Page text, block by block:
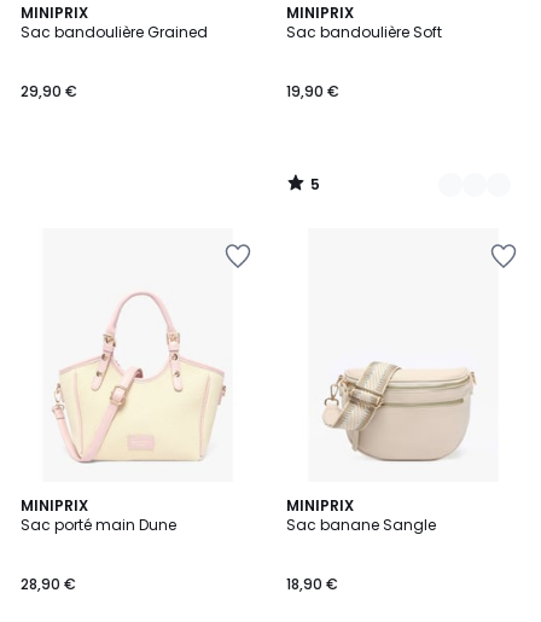
MINIPRIX
Sac bandoulière Grained
29,90 €
MINIPRIX
Sac bandoulière Soft
19,90 €
5
/
2
Couleurs
5
/
MINIPRIX
Sac porté main Dune
28,90 €
MINIPRIX
Sac banane Sangle
18,90 €
2
Couleurs